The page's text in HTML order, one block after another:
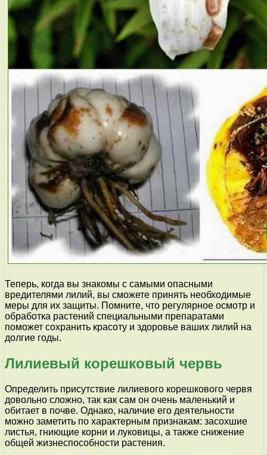
Теперь, когда вы знакомы с самыми опасными
вредителями лилий, вы сможете принять необходимые
меры для их защиты. Помните, что регулярное осмотр и
обработка растений специальными препаратами
поможет сохранить красоту и здоровье ваших лилий на
долгие годы.
Лилиевый корешковый червь
Определить присутствие лилиевого корешкового червя
довольно сложно, так как сам он очень маленький и
обитает в почве. Однако, наличие его деятельности
можно заметить по характерным признакам: засохшие
листья, гниющие корни и луковицы, а также снижение
общей жизнеспособности растения.